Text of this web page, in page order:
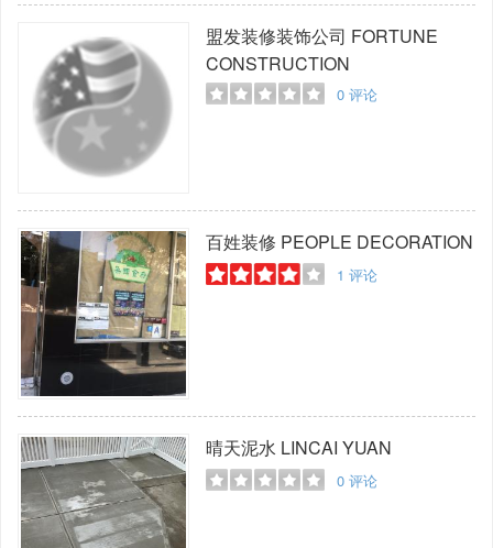
盟发装修装饰公司 FORTUNE
CONSTRUCTION
0评论
百姓装修 PEOPLE DECORATION
1 评论
晴天泥水 LINCAI YUAN
0评论